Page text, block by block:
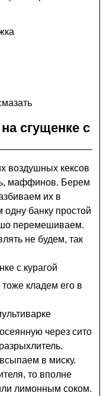
сгущенке с
воздушных кексов
маффинов. Берем
их в
одну банку простой
перемешиваем.
не будем, так
кладем его в
через сито
в миску.
то вполне
лимонным соком.